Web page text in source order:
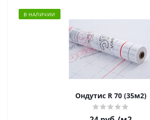
В НАЛИЧИИ
Ондутис R 70 (35м2)